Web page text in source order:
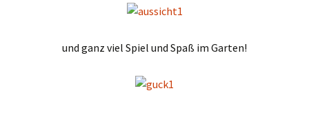
und ganz viel Spiel und Spaß im Garten!